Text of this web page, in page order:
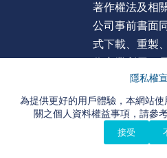
隱私權
為提供更好的用戶體驗，本網站使
關之個人資料權益事項，請參
接受
著作權法及相
公司事前書面
式下載、重製
作商業利用。
不當影射、詆
或旗下任何公
者本公司將依